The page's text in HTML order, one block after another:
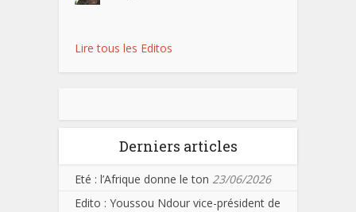
Lire tous les Editos
Derniers articles
Eté : l’Afrique donne le ton 23/06/2026
Edito : Youssou Ndour vice-président de